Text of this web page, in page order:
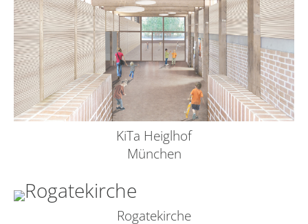
KiTa Heiglhof
München
Rogatekirche